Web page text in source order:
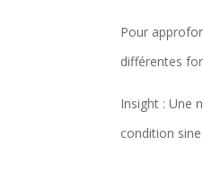
Pour
différentes
Insight : Une
condition